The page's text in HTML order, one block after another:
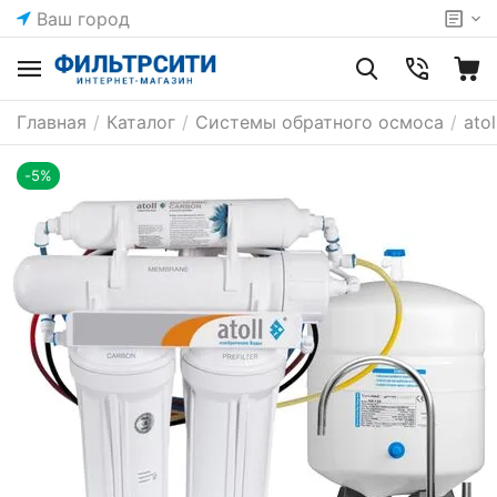
Ваш город
Главная / Каталог / Системы обратного осмоса /
-5%